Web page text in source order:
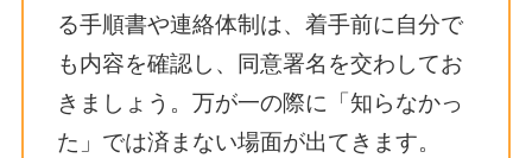
る手順書や連絡体制は、着手前に自分で
も内容を確認し、同意署名を交わしてお
きましょう。万が一の際に「知らなかっ
た」では済まない場面が出てきます。